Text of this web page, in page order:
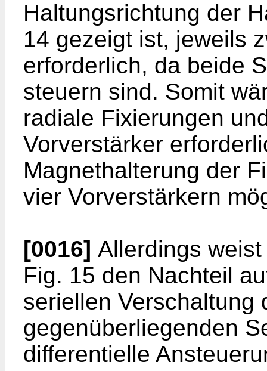
Haltungsrichtung der
14 gezeigt ist, jeweils
erforderlich, da beide
steuern sind. Somit
radiale Fixierungen
Vorverstärker
Magnethalterung der
vier Vorverstärkern
[0016] Allerdings
Fig. 15 den Nachteil
seriellen Verschaltung
gegenüberliegenden
differentielle